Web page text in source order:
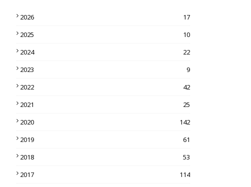
2026
17
2025
10
2024
22
2023
9
2022
42
2021
25
2020
142
2019
61
2018
53
2017
114